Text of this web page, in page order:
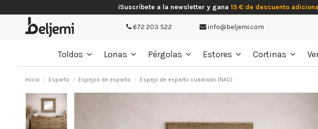
¡Suscríbete a la newsletter y gana 15 € de descuento
672 203 522 info@beljemi.com
Toldos Lonas Pérgolas Estores Cortinas
Inicio Esparto Espejos de esparto Espejo de esparto cuadrado (NAC)